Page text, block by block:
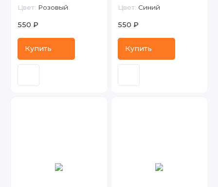
Цвет: Розовый
550 ₽
Купить
Цвет: Синий
550 ₽
Купить